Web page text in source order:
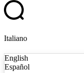
Italiano
English
Español